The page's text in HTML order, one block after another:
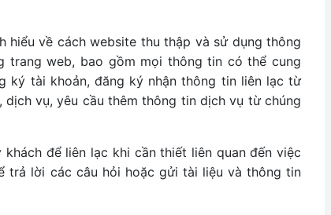
hiểu về cách website thu thập và sử dụng thông
trang web, bao gồm mọi thông tin có thể cung
ký tài khoản, đăng ký nhận thông tin liên lạc từ
vụ, yêu cầu thêm thông tin dịch vụ từ chúng
để liên lạc khi cần thiết liên quan đến việc
trả lời các câu hỏi hoặc gửi tài liệu và thông tin